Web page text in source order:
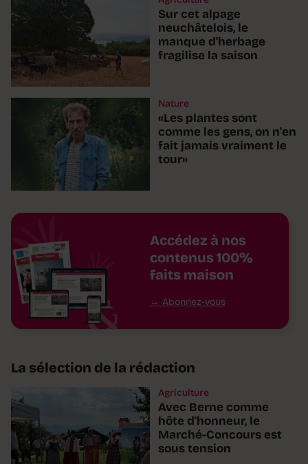
Sur cet alpage
neuchâtelois, le
manque d'herbage
fragilise la saison
Nature
«Les plantes sont
comme les gens, on n'en
fait jamais vraiment le
tour»
Accédez à nos
contenus 100%
faits maison
Abonnez-vous
La sélection de la rédaction
Agriculture
Avec Berne comme
hôte d'honneur, le
Marché-Concours est
sous tension